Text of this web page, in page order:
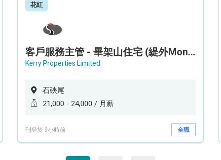
花紅
客戶服務主管 - 畢架山住宅 (緹外Mont Verra)
Kerry Properties Limited
石硤尾
21,000 - 24,000 / 月薪
刊登於 9小時前 全職